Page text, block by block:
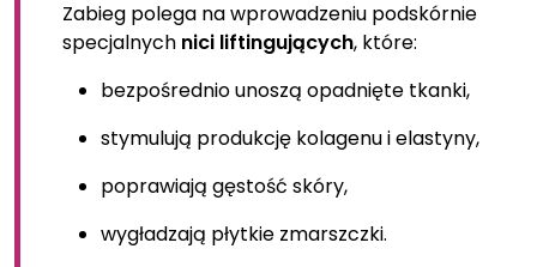
Zabieg polega na wprowadzeniu podskórnie
specjalnych nici liftingujących, które:
bezpośrednio unoszą opadnięte tkanki,
stymulują produkcję kolagenu i elastyny,
poprawiają gęstość skóry,
wygładzają płytkie zmarszczki.